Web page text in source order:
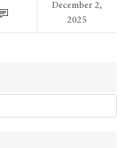
December 2,
2025